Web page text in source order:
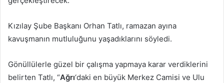
Kızılay Şube Başkanı Orhan Tatlı, ramazan ayına
kavuşmanın mutluluğunu yaşadıklarını söyledi.
Gönüllülerle güzel bir çalışma yapmaya karar verdiklerini
belirten Tatlı, “Ağrı‘daki en büyük Merkez Camisi ve Ulu